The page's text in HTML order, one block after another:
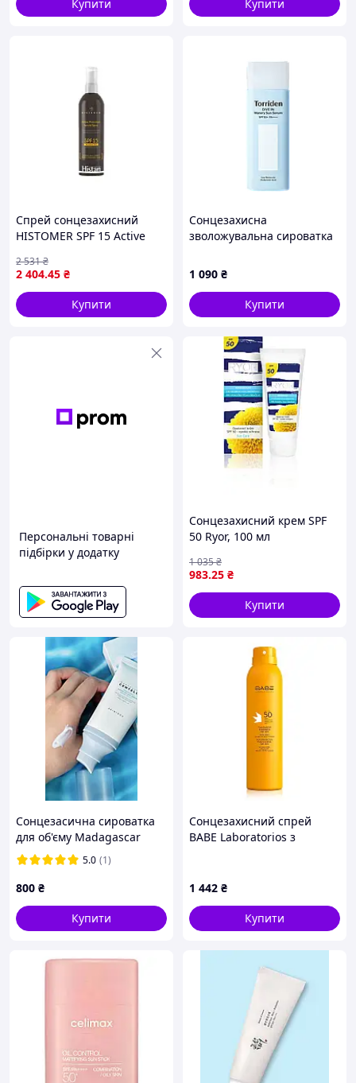
Купити Купити
Спрей сонцезахисний
HISTOMER SPF 15 Active
2 404.45 ₴
2 531₴
Купити
Сонцезахисна
зволожувальна сироватка
Dive-In Watery Sun Serum,
50 мл
1 090 ₴
Купити
Персональні товарні
підбірки у додатку
Сонцезахисний крем SPF
50 Ryor, 100 мл
983.25 ₴
1 035₴
Купити
Сонцезасична сироватка
для об'єму Madagascar
Centella Hyalu-Cica Water-
Fit Sun Serum
5.0 (1)
800 ₴
Купити
Сонцезахисний спрей
BABE Laboratorios з
D12-2026
1 442 ₴
Купити